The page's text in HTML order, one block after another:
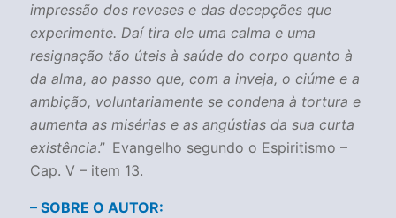
impressão dos reveses e das decepções que
experimente. Daí tira ele uma calma e uma
resignação tão úteis à saúde do corpo quanto à
da alma, ao passo que, com a inveja, o ciúme e a
ambição, voluntariamente se condena à tortura e
aumenta as misérias e as angústias da sua curta
existência.” Evangelho segundo o Espiritismo –
Cap. V – item 13.
– SOBRE O AUTOR: